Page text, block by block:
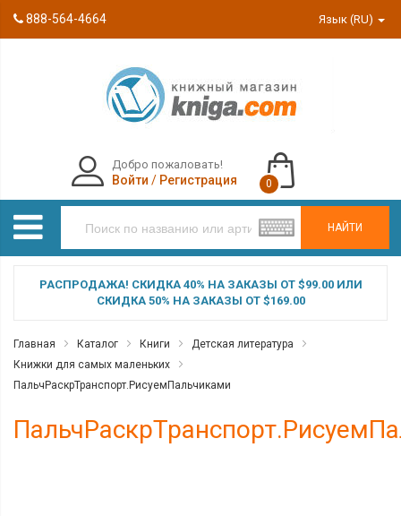
888-564-4664 Язык (RU)
НАЙТИ
Добро пожаловать!
Войти / Регистрация 0
РАСПРОДАЖА! СКИДКА 40% НА ЗАКАЗЫ ОТ $99.00 ИЛИ
СКИДКА 50% НА ЗАКАЗЫ ОТ $169.00
Главная Каталог Книги
Детская литература
Книжки для самых маленьких
ПальчРаскрТранспорт.РисуемПальчиками